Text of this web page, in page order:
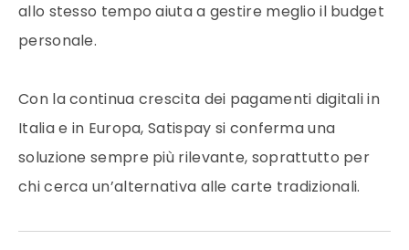
allo stesso tempo aiuta a gestire meglio il budget
personale.
Con la continua crescita dei pagamenti digitali in
Italia e in Europa, Satispay si conferma una
soluzione sempre più rilevante, soprattutto per
chi cerca un’alternativa alle carte tradizionali.